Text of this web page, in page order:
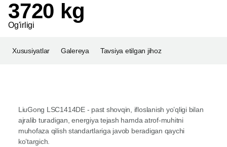
3720 kg
Og'irligi
Xususiyatlar Galereya Tavsiya etilgan jihoz
LiuGong LSC1414DE - past shovqin, ifloslanish yo’qligi bilan
ajralib turadigan, energiya tejash hamda atrof-muhitni
muhofaza qilish standartlariga javob beradigan qaychi
ko’targich.